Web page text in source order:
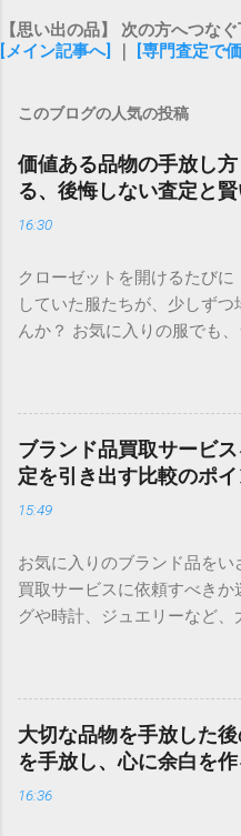
【思い出の品】 次の方へつな
[メイン記事へ]
[専門査定で
このブログの人気の投稿
価値ある品物の手放し
る、後悔しない査定と
16:30
クローゼットを開けるたび
していた服たちが、少しず
んか？ お気に入りの服でも
ますよね。無理に捨てる必
えるスペースを空けておく
かになります。 もし、眠っ
検討されているなら、手軽に
用するのがおすすめです。
ックしてみる] ＜ 家の中を見
れて、息苦しさを感じてい
より快適に暮らすために存在
ぎた持ち物は、時に心の重荷
ものに変えるためには、持
必要なものを選び取ること
にしてきた品物を手放す際の
コツ、そして整理を前向きな
ブランド品買取サービ
定を引き出す比較のポイ
15:49
お気に入りのブランド品を
買取サービスに依頼すべき
グや時計、ジュエリーなど、
とです。 しかし、買取店に
ンドは大きく異なります。
適当に選んでしまうと、本
ことになりかねません。 こ
ビスを比較する際に注目すべ
に最適なサービスを見つける
大切な品物を手放した
を手放し、心に余白を
16:36